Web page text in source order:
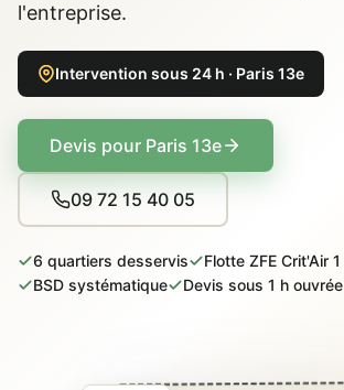
l'entreprise.
Intervention sous 24 h · Paris 13e
Devis pour Paris 13e
09 72 15 40 05
6 quartiers desservis
Flotte ZFE Crit'Air 1
BSD systématique
Devis sous 1 h ouvrée